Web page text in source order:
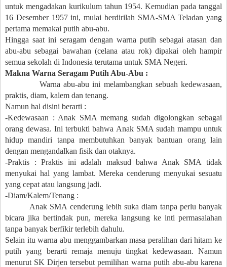
untuk mengadakan kurikulum tahun 1954. Kemudian pada tanggal
16 Desember 1957 ini, mulai berdirilah SMA-SMA Teladan yang
pertama memakai putih abu-abu.
Hingga saat ini seragam dengan warna putih sebagai atasan dan
abu-abu sebagai bawahan (celana atau rok) dipakai oleh hampir
semua sekolah di Indonesia terutama untuk SMA Negeri.
Makna Warna Seragam Putih Abu-Abu :
Warna abu-abu ini melambangkan sebuah kedewasaan,
praktis, diam, kalem dan tenang.
Namun hal disini berarti :
-Kedewasaan : Anak SMA memang sudah digolongkan sebagai
orang dewasa. Ini terbukti bahwa Anak SMA sudah mampu untuk
hidup mandiri tanpa membutuhkan banyak bantuan orang lain
dengan mengandalkan fisik dan otaknya.
-Praktis : Praktis ini adalah maksud bahwa Anak SMA tidak
menyukai hal yang lambat. Mereka cenderung menyukai sesuatu
yang cepat atau langsung jadi.
-Diam/Kalem/Tenang :
Anak SMA cenderung lebih suka diam tanpa perlu banyak
bicara jika bertindak pun, mereka langsung ke inti permasalahan
tanpa banyak berfikir terlebih dahulu.
Selain itu warna abu menggambarkan masa peralihan dari hitam ke
putih yang berarti remaja menuju tingkat kedewasaan. Namun
menurut SK Dirjen tersebut pemilihan warna putih abu-abu karena